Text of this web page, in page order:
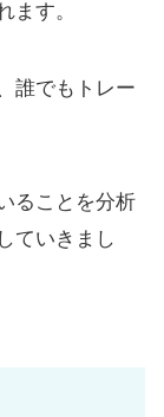
す。
誰でもトレー
ることを分析
ていきまし